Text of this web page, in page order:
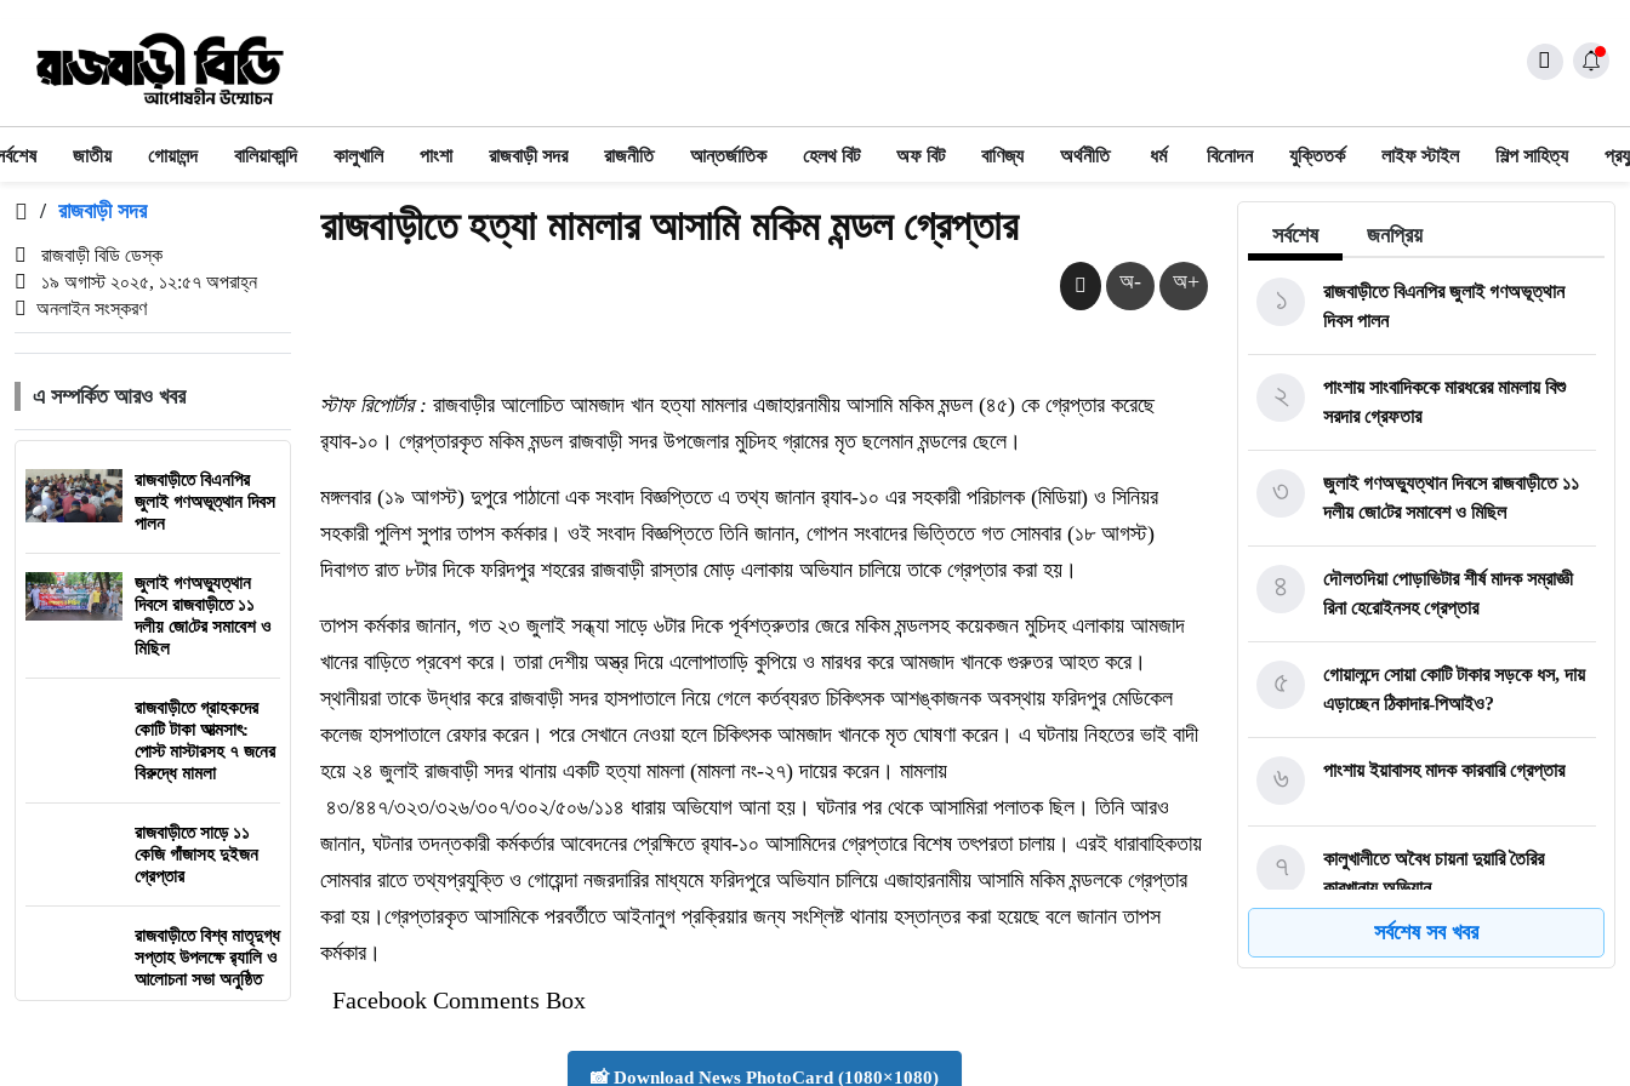
জাতীয় গোয়ালন্দ বালিয়াকান্দি কালুখালি পাংশা রাজবাড়ী সদর রাজনীতি আন্তর্জাতিক হেলথ বিট অফ বিট বাণিজ্য অর্থনীতি ধর্ম বিনোদন যুক্তিতর্ক লাইফ স্টাইল শিল্প সাহিত্য
/ রাজবাড়ী সদর
রাজবাড়ী বিডি ডেস্ক
১৯ অগাস্ট ২০২৫, ১২:৫৭ অপরাহ্ন
অনলাইন সংস্করণ
এ সম্পর্কিত আরও খবর
রাজবাড়ীতে বিএন‌পির
জুলাই গণঅভূত্থান দিবস
পালন
জুলাই গণঅভ্যুত্থান
দিবসে রাজবাড়ীতে ১১
দলীয় জো‌টের সমাবেশ ও
মি‌ছিল
রাজবাড়ীতে গ্রাহকদের
কোটি টাকা আত্মসাৎ:
পোস্ট মাস্টারসহ ৭ জনের
বিরুদ্ধে মামলা
রাজবাড়ীতে সাড়ে ১১
কেজি গাঁজাসহ দুইজন
গ্রেপ্তার
রাজবাড়ীতে বিশ্ব মাতৃদুগ্ধ
সপ্তাহ উপলক্ষে র‌্যালি ও
আলোচনা সভা অনুষ্ঠিত
রাজবাড়ীতে হত্যা মামলার আসামি মকিম মন্ডল গ্রেপ্তার
অ- অ+
স্টাফ রিপোর্টার : রাজবাড়ীর আলোচিত আমজাদ খান হত্যা মামলার এজাহারনামীয় আসামি মকিম মন্ডল (৪৫) কে গ্রেপ্তার করেছে
র‌্যাব-১০। গ্রেপ্তারকৃত মকিম মন্ডল রাজবাড়ী সদর উপজেলার মুচিদহ গ্রামের মৃত ছলেমান মন্ডলের ছেলে।
মঙ্গলবার (১৯ আগস্ট) দুপুরে পাঠানো এক সংবাদ বিজ্ঞপ্তিতে এ তথ্য জানান র‌্যাব-১০ এর সহকারী পরিচালক (মিডিয়া) ও সিনিয়র
সহকারী পুলিশ সুপার তাপস কর্মকার। ওই সংবাদ বিজ্ঞপ্তিতে তিনি জানান, গোপন সংবাদের ভিত্তিতে গত সোমবার (১৮ আগস্ট)
দিবাগত রাত ৮টার দিকে ফরিদপুর শহরের রাজবাড়ী রাস্তার মোড় এলাকায় অভিযান চালিয়ে তাকে গ্রেপ্তার করা হয়।
তাপস কর্মকার জানান, গত ২৩ জুলাই সন্ধ্যা সাড়ে ৬টার দিকে পূর্বশত্রুতার জেরে মকিম মন্ডলসহ কয়েকজন মুচিদহ এলাকায় আমজাদ
খানের বাড়িতে প্রবেশ করে। তারা দেশীয় অস্ত্র দিয়ে এলোপাতাড়ি কুপিয়ে ও মারধর করে আমজাদ খানকে গুরুতর আহত করে।
স্থানীয়রা তাকে উদ্ধার করে রাজবাড়ী সদর হাসপাতালে নিয়ে গেলে কর্তব্যরত চিকিৎসক আশঙ্কাজনক অবস্থায় ফরিদপুর মেডিকেল
কলেজ হাসপাতালে রেফার করেন। পরে সেখানে নেওয়া হলে চিকিৎসক আমজাদ খানকে মৃত ঘোষণা করেন। এ ঘটনায় নিহতের ভাই বাদী
হয়ে ২৪ জুলাই রাজবাড়ী সদর থানায় একটি হত্যা মামলা (মামলা নং-২৭) দায়ের করেন। মামলায়
৪৩/৪৪৭/৩২৩/৩২৬/৩০৭/৩০২/৫০৬/১১৪ ধারায় অভিযোগ আনা হয়। ঘটনার পর থেকে আসামিরা পলাতক ছিল। তিনি আরও
জানান, ঘটনার তদন্তকারী কর্মকর্তার আবেদনের প্রেক্ষিতে র‌্যাব-১০ আসামিদের গ্রেপ্তারে বিশেষ তৎপরতা চালায়। এরই ধারাবাহিকতায়
সোমবার রাতে তথ্যপ্রযুক্তি ও গোয়েন্দা নজরদারির মাধ্যমে ফরিদপুরে অভিযান চালিয়ে এজাহারনামীয় আসামি মকিম মন্ডলকে গ্রেপ্তার
করা হয়।গ্রেপ্তারকৃত আসামিকে পরবর্তীতে আইনানুগ প্রক্রিয়ার জন্য সংশ্লিষ্ট থানায় হস্তান্তর করা হয়েছে বলে জানান তাপস
কর্মকার।
Facebook Comments Box
📸 Download News PhotoCard (1080×1080)
সর্বশেষ জনপ্রিয়
রাজবাড়ীতে বিএন‌পির জুলাই গণঅভূত্থান
দিবস পালন
১
পাংশায় সাংবাদিককে মারধরের মামলায় বিশু
সরদার গ্রেফতার
২
জুলাই গণঅভ্যুত্থান দিবসে রাজবাড়ীতে ১১
দলীয় জো‌টের সমাবেশ ও মি‌ছিল
৩
দৌলতদিয়া পোড়াভিটার শীর্ষ মাদক সম্রাজ্ঞী
রিনা হেরোইনসহ গ্রেপ্তার
৪
গোয়ালন্দে সোয়া কোটি টাকার সড়কে ধস, দায়
এড়াচ্ছেন ঠিকাদার-পিআইও?
৫
পাংশায় ইয়াবাসহ মাদক কারবারি গ্রেপ্তার
৬
কালুখালীতে অবৈধ চায়না দুয়ারি তৈরির
কারখানায় অভিযান
৭
গোয়ালন্দের নবাগত ইউএনও সাইফুল হুদার
৮
সর্বশেষ সব খবর